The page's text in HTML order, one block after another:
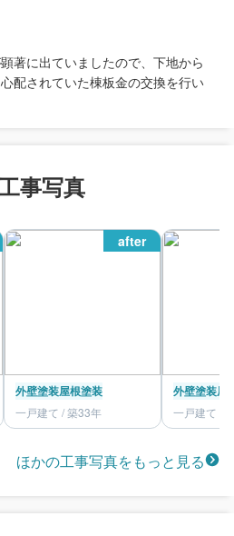
著に出ていましたので、下地から
配されていた棟板金の交換を行い
事写真
after
外壁塗装屋根塗装
一戸建て / 築33年
外壁塗装屋
一戸建て /
ほかの工事写真をもっと見る